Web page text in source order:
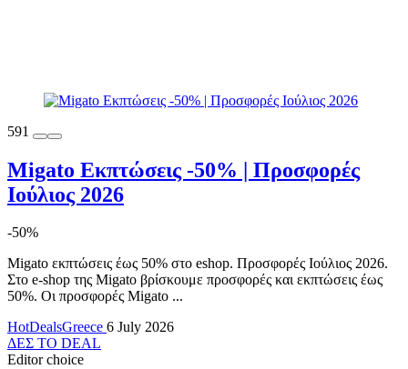
591
Migato Εκπτώσεις -50% | Προσφορές
Ιούλιος 2026
-50%
Migato εκπτώσεις έως 50% στο eshop. Προσφορές Ιούλιος 2026.
Στο e-shop της Migato βρίσκουμε προσφορές και εκπτώσεις έως
50%. Οι προσφορές Migato ...
HotDealsGreece 6 July 2026
ΔΕΣ ΤΟ DEAL
Editor choice